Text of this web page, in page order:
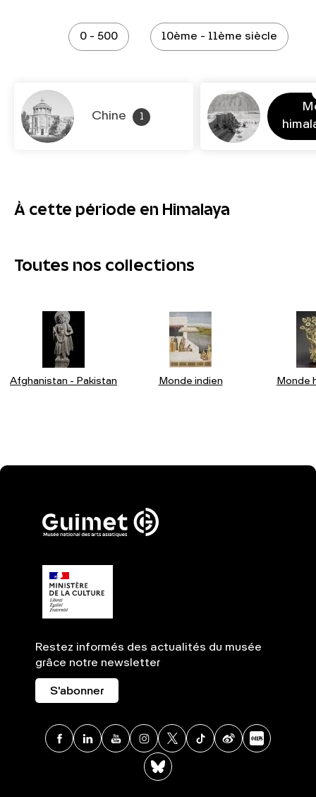
0 - 500 10ème - 11ème siècle
Chine
À cette période en Himalaya
Toutes nos collections
Afghanistan - Pakistan Monde indien Monde
Restez informés des actualités du musée
grâce notre newsletter
S'abonner
Facebook
LinkedinYoutubeInstagram
X TikTokWeibo